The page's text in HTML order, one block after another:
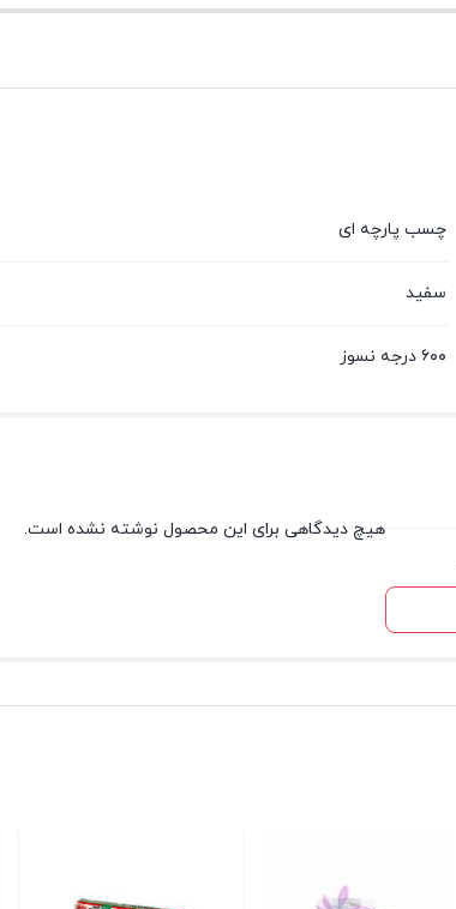
بستن
چسب پارچه ای
سفید
۶۰۰ درجه نسوز
هیچ دیدگاهی برای این محصول نوشته نشده است.